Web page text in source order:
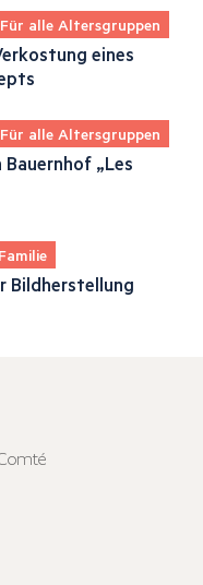
Für alle Altersgruppen
eines
Für alle Altersgruppen
„Les
Familie
Bildherstellung